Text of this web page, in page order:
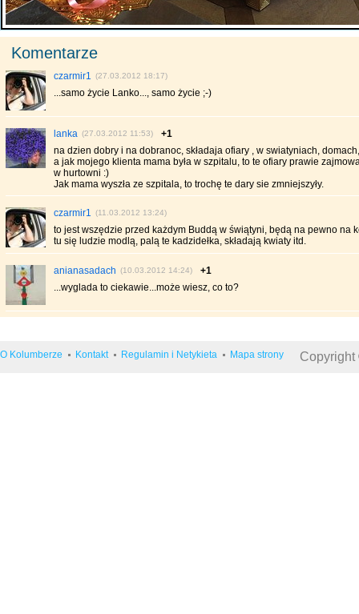
Komentarze
czarmir1 (27.03.2012 18:17)
...samo życie Lanko..., samo życie ;-)
lanka (27.03.2012 11:53)
+1
na dzien dobry i na dobranoc, składaja ofiary , w swiatyniach,
a jak mojego klienta mama była w szpitalu, to te ofiary prawie
w hurtowni :)
Jak mama wyszła ze szpitala, to trochę te dary sie zmniejszyły.
czarmir1 (11.03.2012 13:24)
to jest wszędzie przed każdym Buddą w świątyni, będą na pewno na
tu się ludzie modlą, palą te kadzidełka, składają kwiaty itd.
anianasadach (10.03.2012 14:24)
+1
...wyglada to ciekawie...może wiesz, co to?
O Kolumberze Kontakt Regulamin i Netykieta Mapa strony